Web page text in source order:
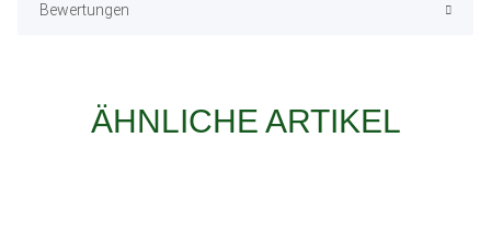
Bewertungen
ÄHNLICHE ARTIKEL